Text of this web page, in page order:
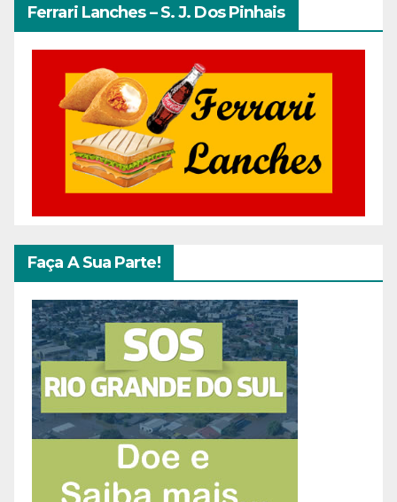
Ferrari Lanches – S. J. Dos Pinhais
Faça A Sua Parte!